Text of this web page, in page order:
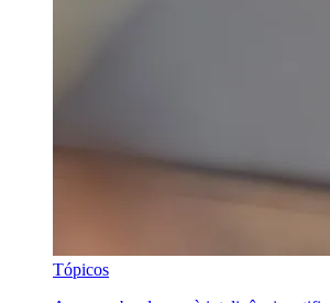
Tópicos